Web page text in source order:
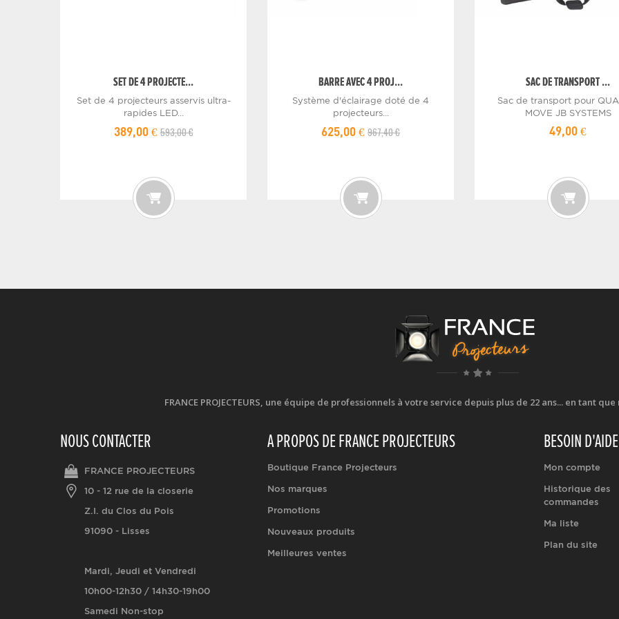
SET DE 4 PROJECTE...
Set de 4 projecteurs asservis ultra-
rapides LED...
389,00 €593,00 €
BARRE AVEC 4 PROJ...
Système d'éclairage doté de 4
projecteurs...
625,00 € 967,40 €
SAC DE TRANSPORT ...
Sac de transport pour
MOVE JB SYSTEMS
49,00 €
FRANCE PROJECTEURS, une équipe de professionnels à votre service depuis plus de 22 ans... en tant
NOUS CONTACTER
FRANCE PROJECTEURS
10 - 12 rue de la closerie
Z.I. du Clos du Pois
91090 - Lisses
Mardi, Jeudi et Vendredi
10h00-12h30 / 14h30-19h00
Samedi Non-stop
A PROPOS DE FRANCE PROJECTEURS
Boutique France Projecteurs
Nos marques
Promotions
Nouveaux produits
Meilleures ventes
BESOIN
Mon compte
Historique des
commandes
Ma liste
Plan du site